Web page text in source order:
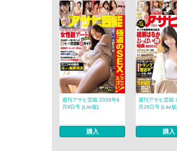
週刊アサヒ芸能 2026年6
月9日号 [Lite版]
購入
週刊アサヒ芸能
月26日号 [Lite版]
購入